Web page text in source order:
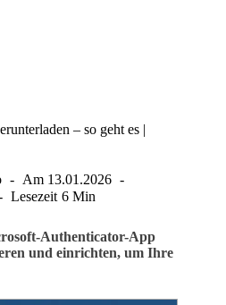
– so geht es |
Am 13.01.2026
Lesezeit 6 Min
Authenticator-App
und einrichten, um Ihre